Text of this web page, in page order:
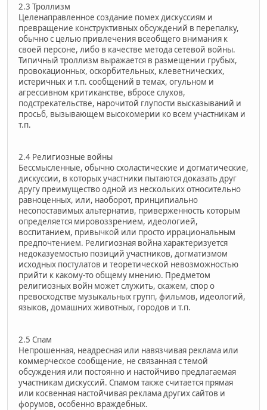
2.3 Троллизм
Целенаправленное создание помех дискуссиям и
превращение конструктивных обсуждений в перепалку,
обычно с целью привлечения всеобщего внимания к
своей персоне, либо в качестве метода сетевой войны.
Типичный троллизм выражается в размещении грубых,
провокационных, оскорбительных, клеветнических,
истеричных и т.п. сообщений в темах, огульном и
агрессивном критиканстве, вбросе слухов,
подстрекательстве, нарочитой глупости высказываний и
просьб, вызывающем высокомерии ко всем участникам и
т.п.
2.4 Религиозные войны
Бессмысленные, обычно схоластические и догматические,
дискуссии, в которых участники пытаются доказать друг
другу преимущество одной из нескольких относительно
равноценных, или, наоборот, принципиально
несопоставимых альтернатив, приверженность которым
определяется мировоззрением, идеологией,
воспитанием, привычкой или просто иррациональным
предпочтением. Религиозная война характеризуется
недоказуемостью позиций участников, догматизмом
исходных постулатов и теоретической невозможностью
прийти к какому-то общему мнению. Предметом
религиозных войн может служить, скажем, спор о
превосходстве музыкальных групп, фильмов, идеологий,
языков, домашних животных, городов и т.п.
2.5 Спам
Непрошенная, неадресная или навязчивая реклама или
коммерческое сообщение, не связанная с темой
обсуждения или постоянно и настойчиво предлагаемая
участникам дискуссий. Спамом также считается прямая
или косвенная настойчивая реклама других сайтов и
форумов, особенно враждебных.